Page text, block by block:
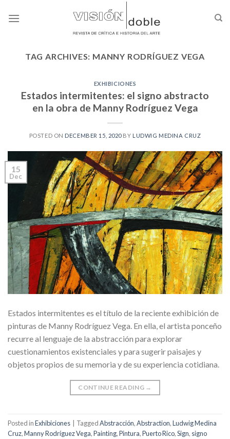
TAG ARCHIVES: MANNY RODRÍGUEZ VEGA
EXHIBICIONES
Estados intermitentes: el signo abstracto
en la obra de Manny Rodríguez Vega
POSTED ON DECEMBER 15, 2020BY LUDWIG MEDINA CRUZ
15
Dec
Estados intermitentes es el título de la reciente exhibición de
pinturas de Manny Rodríguez Vega. En ella, el artista ponceño
recurre al lenguaje de la abstracción para explorar
cuestionamientos existenciales y para sugerir paisajes y
objetos propios de su memoria y de su experiencia cotidiana.
CONTINUE READING →
Posted inExhibiciones TaggedAbstracción,Abstraction,Ludwig Medina
Cruz,Manny Rodríguez Vega,Painting,Pintura,Puerto Rico,Sign, signo